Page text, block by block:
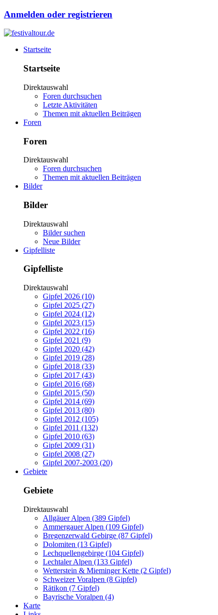
Anmelden oder registrieren
Startseite
Startseite
Direktauswahl
Foren durchsuchen
Letzte Aktivitäten
Themen mit aktuellen Beiträgen
Foren
Foren
Direktauswahl
Foren durchsuchen
Themen mit aktuellen Beiträgen
Bilder
Bilder
Direktauswahl
Bilder suchen
Neue Bilder
Gipfelliste
Gipfelliste
Direktauswahl
Gipfel 2026 (10)
Gipfel 2025 (27)
Gipfel 2024 (12)
Gipfel 2023 (15)
Gipfel 2022 (16)
Gipfel 2021 (9)
Gipfel 2020 (42)
Gipfel 2019 (28)
Gipfel 2018 (33)
Gipfel 2017 (43)
Gipfel 2016 (68)
Gipfel 2015 (50)
Gipfel 2014 (69)
Gipfel 2013 (80)
Gipfel 2012 (105)
Gipfel 2011 (132)
Gipfel 2010 (63)
Gipfel 2009 (31)
Gipfel 2008 (27)
Gipfel 2007-2003 (20)
Gebiete
Gebiete
Direktauswahl
Allgäuer Alpen (389 Gipfel)
Ammergauer Alpen (109 Gipfel)
Bregenzerwald Gebirge (87 Gipfel)
Dolomiten (13 Gipfel)
Lechquellengebirge (104 Gipfel)
Lechtaler Alpen (133 Gipfel)
Wetterstein & Mieminger Kette (2 Gipfel)
Schweizer Voralpen (8 Gipfel)
Rätikon (7 Gipfel)
Bayrische Voralpen (4)
Karte